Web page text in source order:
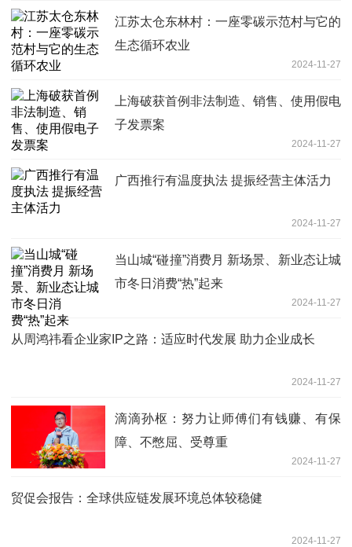
江苏太仓东林村：一座零碳示范村与它的
生态循环农业
2024-11-27
上海破获首例非法制造、销售、使用假电
子发票案
2024-11-27
广西推行有温度执法 提振经营主体活力
2024-11-27
当山城“碰撞”消费月 新场景、新业态让城
市冬日消费“热”起来
2024-11-27
从周鸿祎看企业家IP之路：适应时代发展 助力企业成长
2024-11-27
滴滴孙枢：努力让师傅们有钱赚、有保
障、不憋屈、受尊重
2024-11-27
贸促会报告：全球供应链发展环境总体较稳健
2024-11-27